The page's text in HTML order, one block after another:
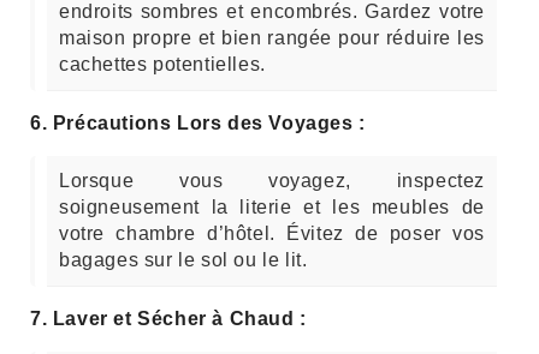
endroits sombres et encombrés. Gardez votre
maison propre et bien rangée pour réduire les
cachettes potentielles.
6. Précautions Lors des Voyages :
Lorsque vous voyagez, inspectez
soigneusement la literie et les meubles de
votre chambre d’hôtel. Évitez de poser vos
bagages sur le sol ou le lit.
7. Laver et Sécher à Chaud :